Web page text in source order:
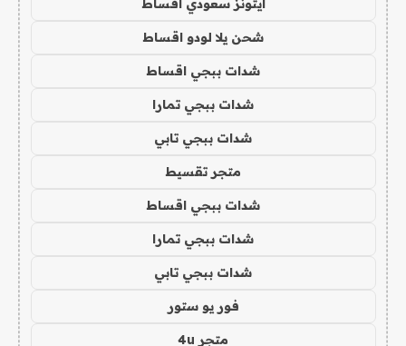
ايتونز سعودي اقساط
شحن يلا لودو اقساط
شدات ببجي اقساط
شدات ببجي تمارا
شدات ببجي تابي
متجر تقسيط
شدات ببجي اقساط
شدات ببجي تمارا
شدات ببجي تابي
فور يو ستور
متجر 4u